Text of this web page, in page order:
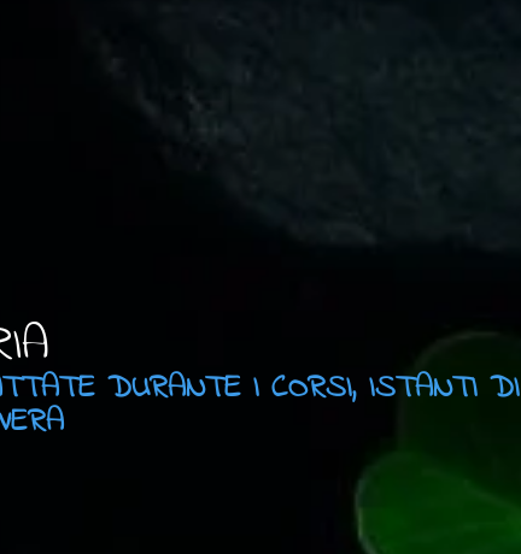
DURANTE I CORSI, ISTANTI DI